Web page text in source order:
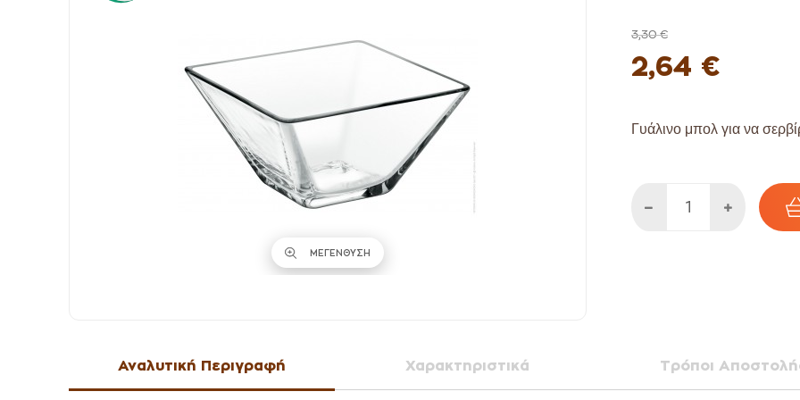
ΜΕΓΕΝΘΥΣΗ
3,30 €
2,64 €
Γυάλινο μπολ για να
Αναλυτική Περιγραφή Χαρακτηριστικά Τρόποι